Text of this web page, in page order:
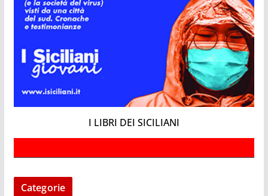
I LIBRI DEI SICILIANI
Categorie